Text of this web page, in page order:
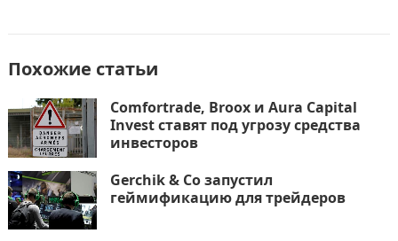
Похожие статьи
Comfortrade, Broox и Aura Capital
Invest ставят под угрозу средства
инвесторов
Gerchik & Co запустил
геймификацию для трейдеров